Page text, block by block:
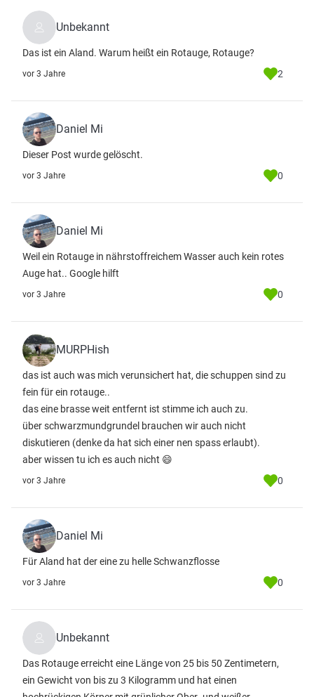
Unbekannt
Das ist ein Aland. Warum heißt ein Rotauge, Rotauge?
vor 3 Jahre 2
Daniel Mi
Dieser Post wurde gelöscht.
vor 3 Jahre 0
Daniel Mi
Weil ein Rotauge in nährstoffreichem Wasser auch kein rotes
Auge hat.. Google hilft
vor 3 Jahre 0
MURPHish
das ist auch was mich verunsichert hat, die schuppen sind zu
fein für ein rotauge..
das eine brasse weit entfernt ist stimme ich auch zu.
über schwarzmundgrundel brauchen wir auch nicht
diskutieren (denke da hat sich einer nen spass erlaubt).
aber wissen tu ich es auch nicht 😄
vor 3 Jahre 0
Daniel Mi
Für Aland hat der eine zu helle Schwanzflosse
vor 3 Jahre 0
Unbekannt
Das Rotauge erreicht eine Länge von 25 bis 50 Zentimetern,
ein Gewicht von bis zu 3 Kilogramm und hat einen